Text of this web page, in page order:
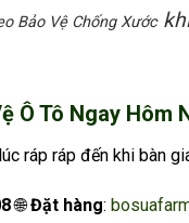
Bảo Vệ Chống Xước
Ô Tô Ngay Hôm
ráp ráp đến khi bàn
🌐Đặt hàng: